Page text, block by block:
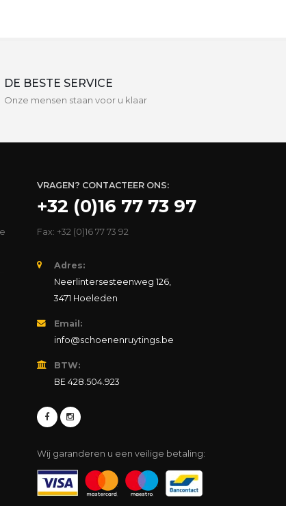
DE BESTE SERVICE
Onze mensen staan voor u klaar
VRAGEN? CONTACTEER ONS:
+32 (0)16 77 73 97
Fax: +32 (0)16 77 73 92
Adres:
Neerlintersesteenweg 126,
3471 Hoeleden
Email:
info@schoenenruytings.be
BTW:
BE 428.504.923
Wij garanderen u een veilige betaling: